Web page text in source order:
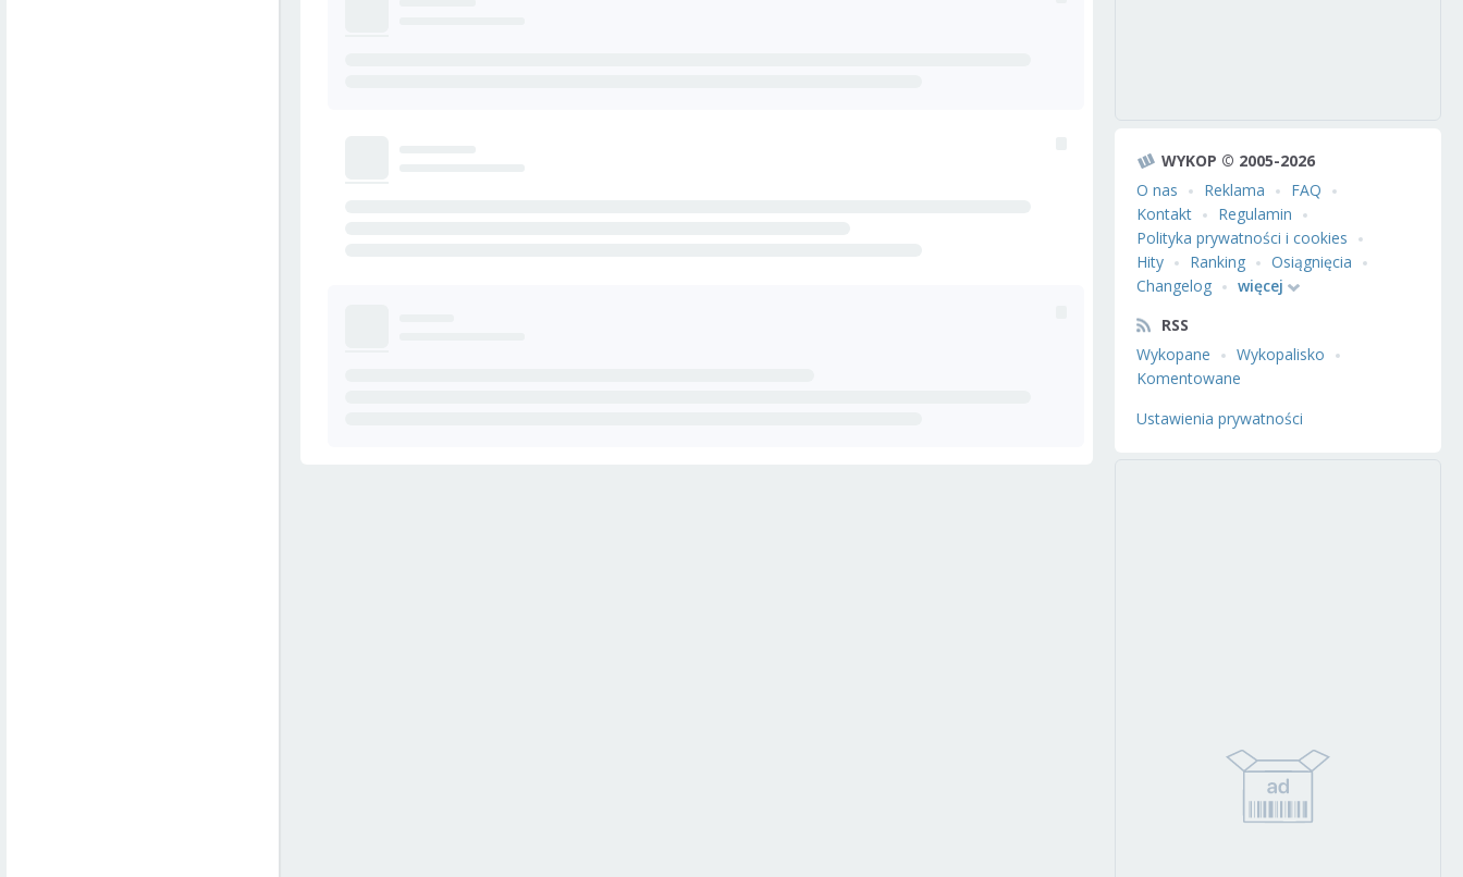
WYKOP © 2005-2026
O nas
Reklama
FAQ
Kontakt
Regulamin
Polityka prywatności i cookies
Hity
Ranking
Osiągnięcia
Changelog
więcej
RSS
Wykopane
Wykopalisko
Komentowane
Ustawienia prywatności